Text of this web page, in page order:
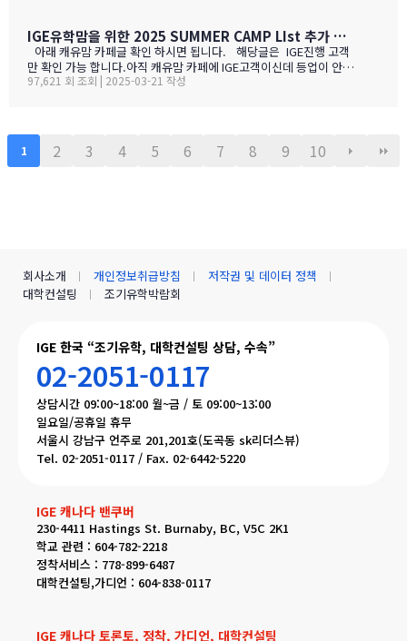
록스 존이란 '너무 크지도 작지도 않은, 딱 적당한 환경'을 말해요. 아
이 혼자 유학가기에 캠룹스가 딱 맞는 이유, 함께 알아볼까요? ?️ 아
이 혼자서도 쉽게 적응할 수 있는 도시 규모 인구 약 1…
IGE유학맘을 위한 2025 SUMMER CAMP LIst 추가 되었습니다.
아래 캐유맘 카페글 확인 하시면 됩니다. 해당글은 IGE진행 고객
만 확인 가능 합니다.아직 캐유맘 카페에 IGE고객이신데 등업이 안된
분들은 등업 신청 해주시기 바랍니다. 해당글 바로 가기 --> http
97,621 회 조회 | 2025-03-21 작성
1 2 3 4 5 6 7 8 9 10
IGE 한국 “조기유학, 대학컨설팅 상담, 수속”
02-2051-0117
상담시간 09:00~18:00 월~금 / 토 09:00~13:00
일요일/공휴일 휴무
서울시 강남구 언주로 201,201호(도곡동 sk리더스뷰)
Tel. 02-2051-0117 / Fax. 02-6442-5220
IGE 캐나다 밴쿠버
230-4411 Hastings St. Burnaby, BC, V5C 2K1
학교 관련 : 604-782-2218
정착서비스 : 778-899-6487
대학컨설팅,가디언 : 604-838-0117
IGE 캐나다 토론토, 정착, 가디언, 대학컨설팅
회사소개 개인정보취급방침
저작권 및 데이터 정책
대학컨설팅
조기유학박람회